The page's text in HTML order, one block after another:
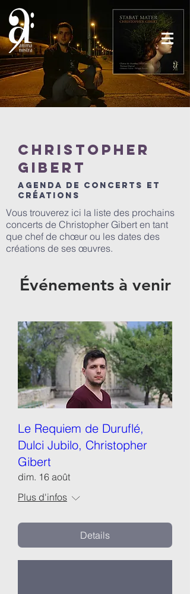
Christopher
Gibert
Agenda de concerts et
créations
Vous trouverez ici la liste des prochains
concerts de Christopher Gibert en tant
que chef de chœur ou les dates des
créations de ses œuvres.
Événements à venir
Le Requiem de Duruflé,
Dulci Jubilo, Christopher
Gibert
dim. 16 août
Plus d'infos
Details